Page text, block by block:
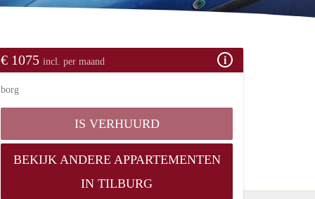
€ 1075 incl. per maand
borg
IS VERHUURD
BEKIJK ANDERE APPARTEMENTEN
IN TILBURG